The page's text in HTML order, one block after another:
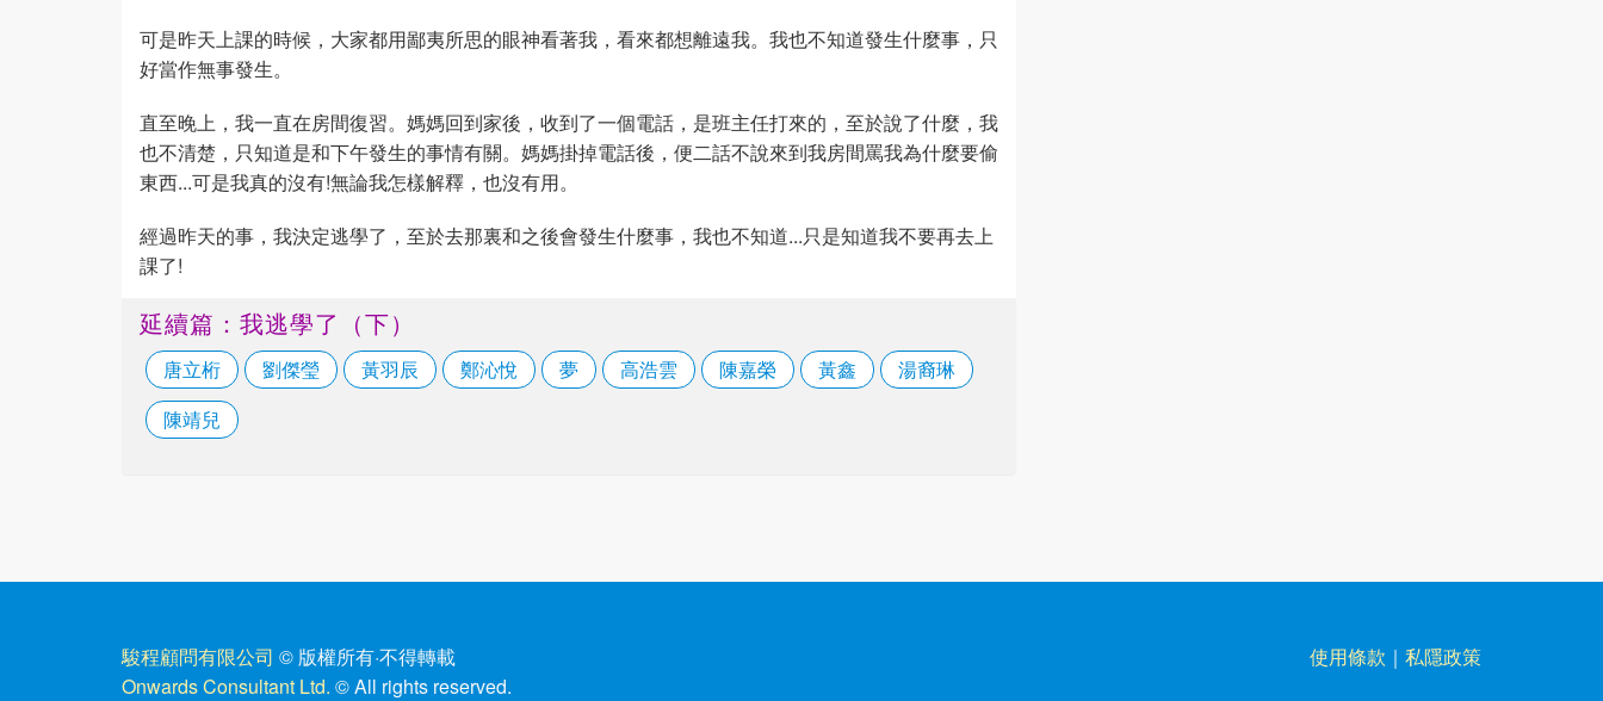
可是昨天上課的時候，大家都用鄙夷所思的眼神看著我，看來都想離遠我。我也不知道發生什麼事，只
好當作無事發生。
直至晚上，我一直在房間復習。媽媽回到家後，收到了一個電話，是班主任打來的，至於說了什麼，我
也不清楚，只知道是和下午發生的事情有關。媽媽掛掉電話後，便二話不說來到我房間罵我為什麼要偷
東西...可是我真的沒有!無論我怎樣解釋，也沒有用。
經過昨天的事，我決定逃學了，至於去那裏和之後會發生什麼事，我也不知道...只是知道我不要再去上
課了!
延續篇：我逃學了（下）
唐立桁 劉傑瑩 黃羽辰 鄭沁悅 夢 高浩雲 陳嘉榮 黃鑫
湯裔琳
陳靖兒
駿程顧問有限公司 © 版權所有·不得轉載
Onwards Consultant Ltd. © All rights reserved.
使用條款 ｜ 私隱政策